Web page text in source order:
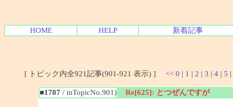
HOME HELP 新着記事
[ トピック内全921記事(901-921 表示) ] << 0 | 1 | 2 | 3 | 4 | 5 |
■1787 / inTopicNo.901)
Re[625]: とつぜんですが